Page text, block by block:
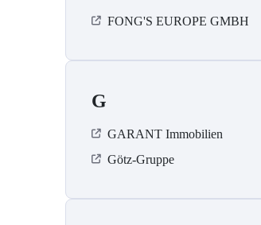
FONG'S EUROPE GMBH
G
GARANT Immobilien
Götz-Gruppe